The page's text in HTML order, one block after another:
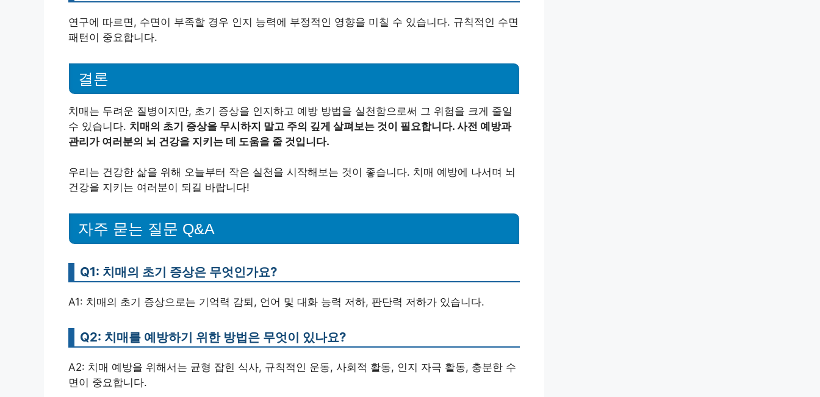
연구에 따르면, 수면이 부족할 경우 인지 능력에 부정적인 영향을 미칠 수 있습니다. 규칙적인 수면
패턴이 중요합니다.
결론
치매는 두려운 질병이지만, 초기 증상을 인지하고 예방 방법을 실천함으로써 그 위험을 크게 줄일
수 있습니다. 치매의 초기 증상을 무시하지 말고 주의 깊게 살펴보는 것이 필요합니다. 사전 예방과
관리가 여러분의 뇌 건강을 지키는 데 도움을 줄 것입니다.
우리는 건강한 삶을 위해 오늘부터 작은 실천을 시작해보는 것이 좋습니다. 치매 예방에 나서며 뇌
건강을 지키는 여러분이 되길 바랍니다!
자주 묻는 질문 Q&A
Q1: 치매의 초기 증상은 무엇인가요?
A1: 치매의 초기 증상으로는 기억력 감퇴, 언어 및 대화 능력 저하, 판단력 저하가 있습니다.
Q2: 치매를 예방하기 위한 방법은 무엇이 있나요?
A2: 치매 예방을 위해서는 균형 잡힌 식사, 규칙적인 운동, 사회적 활동, 인지 자극 활동, 충분한 수
면이 중요합니다.